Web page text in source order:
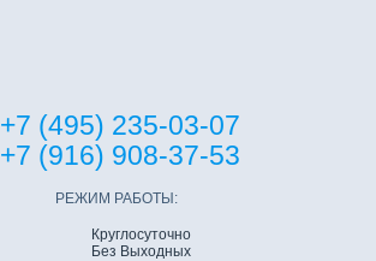
+7 (495) 235-03-07
+7 (916) 908-37-53
РЕЖИМ РАБОТЫ:
Круглосуточно
Без Выходных